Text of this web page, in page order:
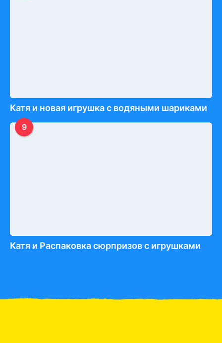
Катя и новая игрушка с водяными шариками
9
Катя и Распаковка сюрпризов с игрушками